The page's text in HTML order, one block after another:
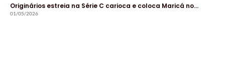
Originários estreia na Série C carioca e coloca Maricá no…
01/05/2026